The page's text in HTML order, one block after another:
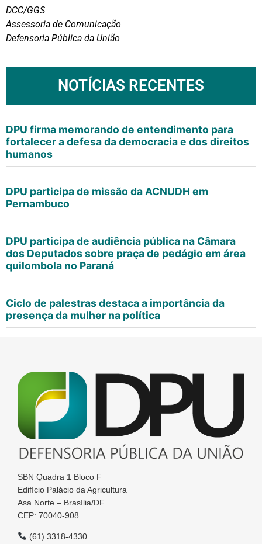
DCC/GGS
Assessoria de Comunicação
Defensoria Pública da União
NOTÍCIAS RECENTES
DPU firma memorando de entendimento para
fortalecer a defesa da democracia e dos direitos
humanos
DPU participa de missão da ACNUDH em
Pernambuco
DPU participa de audiência pública na Câmara
dos Deputados sobre praça de pedágio em área
quilombola no Paraná
Ciclo de palestras destaca a importância da
presença da mulher na política
SBN Quadra 1 Bloco F
Edifício Palácio da Agricultura
Asa Norte – Brasília/DF
CEP: 70040-908
(61) 3318-4330